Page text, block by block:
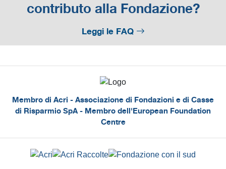
contributo alla Fondazione?
Leggi le FAQ
Membro di Acri - Associazione di Fondazioni e di Casse
di Risparmio SpA - Membro dell'European Foundation
Centre